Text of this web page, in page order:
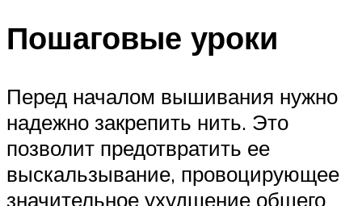
Пошаговые уроки
Перед началом вышивания нужно
надежно закрепить нить. Это
позволит предотвратить ее
выскальзывание, провоцирующее
значительное ухудшение общего